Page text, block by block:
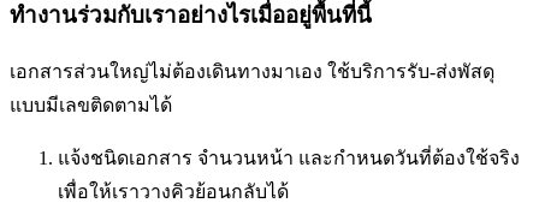
ทำงานร่วมกับเราอย่างไรเมื่ออยู่พื้นที่นี้
เอกสารส่วนใหญ่ไม่ต้องเดินทางมาเอง ใช้บริการรับ-ส่งพัสดุ
แบบมีเลขติดตามได้
แจ้งชนิดเอกสาร จำนวนหน้า และกำหนดวันที่ต้องใช้จริง
เพื่อให้เราวางคิวย้อนกลับได้